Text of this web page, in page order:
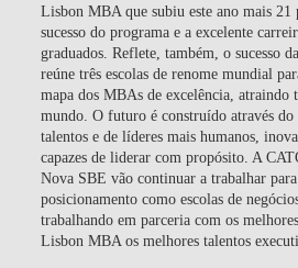
Lisbon MBA que subiu este ano mais 21
sucesso do programa e a excelente
graduados. Reflete, também, o sucesso
reúne três escolas de renome mundial
mapa dos MBAs de excelência, atraindo
mundo. O futuro é construído através do
talentos e de líderes mais humanos,
capazes de liderar com propósito. A
Nova SBE vão continuar a trabalhar
posicionamento como escolas de
trabalhando em parceria com os
Lisbon MBA os melhores talentos